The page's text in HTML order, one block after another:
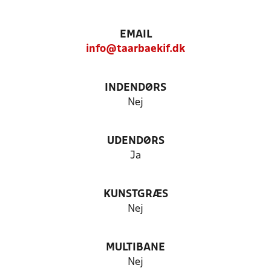
EMAIL
info@taarbaekif.dk
INDENDØRS
Nej
UDENDØRS
Ja
KUNSTGRÆS
Nej
MULTIBANE
Nej